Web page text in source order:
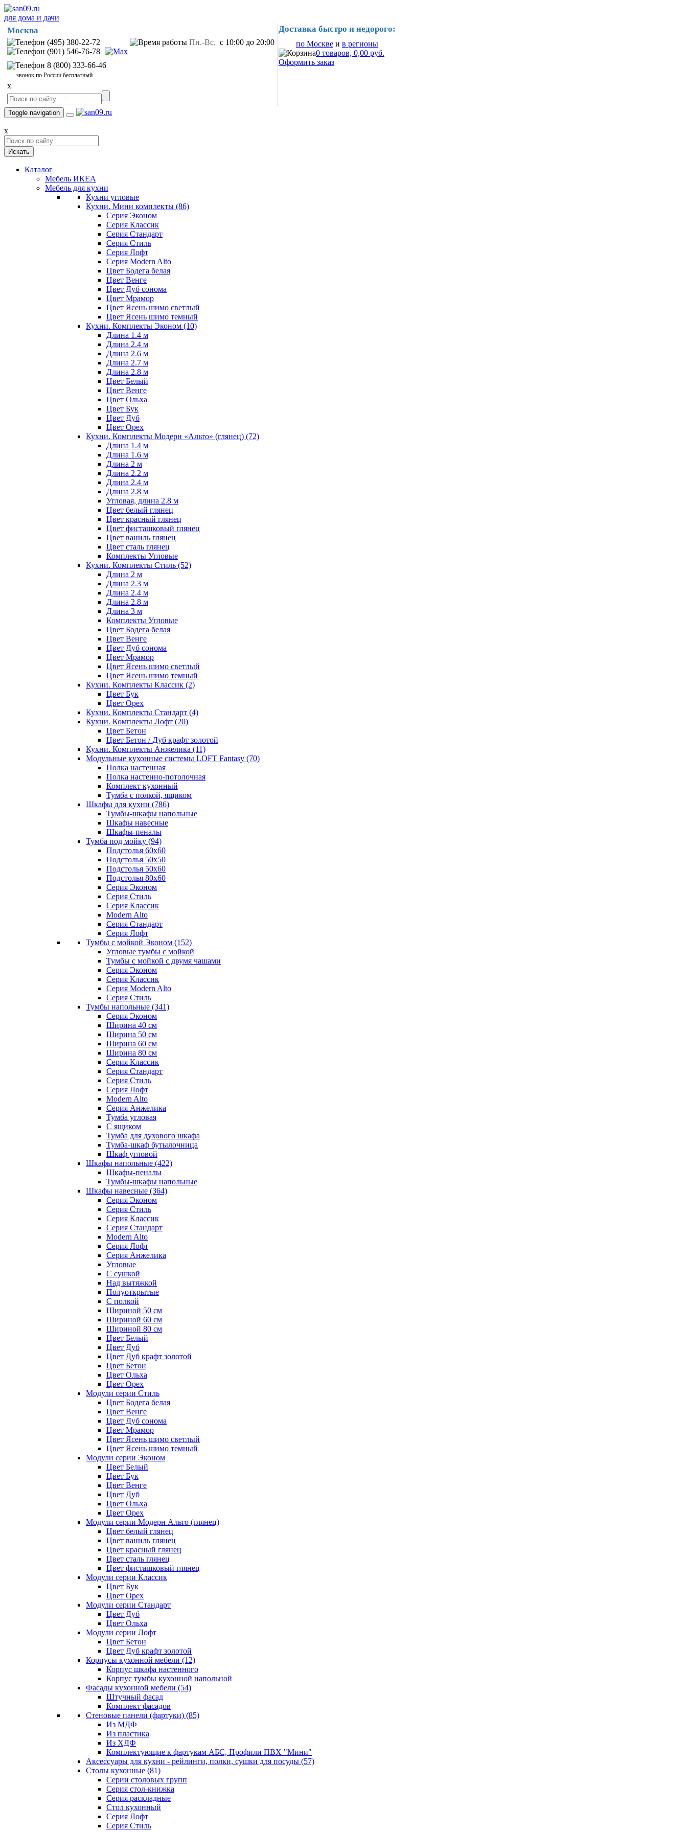
для дома и дачи
Москва
(495) 380-22-72
(901) 546-76-78
8 (800) 333-66-46
звонок по России бесплатный
Пн.-Вс. с 10:00 до 20:00
x
Доставка быстро и недорого:
по Москве и в регионы
0 товаров, 0,00 руб.
Оформить заказ
Toggle navigation
x
Искать
Каталог
Мебель ИКЕА
Мебель для кухни
Кухни угловые
Кухни. Мини комплекты (86)
Серия Эконом
Серия Классик
Серия Стандарт
Серия Стиль
Серия Лофт
Серия Modern Alto
Цвет Бодега белая
Цвет Венге
Цвет Дуб сонома
Цвет Мрамор
Цвет Ясень шимо светлый
Цвет Ясень шимо темный
Кухни. Комплекты Эконом (10)
Длина 1.4 м
Длина 2.4 м
Длина 2.6 м
Длина 2.7 м
Длина 2.8 м
Цвет Белый
Цвет Венге
Цвет Ольха
Цвет Бук
Цвет Дуб
Цвет Орех
Кухни. Комплекты Модерн «Альто» (глянец) (72)
Длина 1.4 м
Длина 1.6 м
Длина 2 м
Длина 2.2 м
Длина 2.4 м
Длина 2.8 м
Угловая, длина 2.8 м
Цвет белый глянец
Цвет красный глянец
Цвет фисташковый глянец
Цвет ваниль глянец
Цвет сталь глянец
Комплекты Угловые
Кухни. Комплекты Стиль (52)
Длина 2 м
Длина 2.3 м
Длина 2.4 м
Длина 2.8 м
Длина 3 м
Комплекты Угловые
Цвет Бодега белая
Цвет Венге
Цвет Дуб сонома
Цвет Мрамор
Цвет Ясень шимо светлый
Цвет Ясень шимо темный
Кухни. Комплекты Классик (2)
Цвет Бук
Цвет Орех
Кухни. Комплекты Стандарт (4)
Кухни. Комплекты Лофт (20)
Цвет Бетон
Цвет Бетон / Дуб крафт золотой
Кухни. Комплекты Анжелика (11)
Модульные кухонные системы LOFT Fantasy (70)
Полка настенная
Полка настенно-потолочная
Комплект кухонный
Тумба с полкой, ящиком
Шкафы для кухни (786)
Тумбы-шкафы напольные
Шкафы навесные
Шкафы-пеналы
Тумба под мойку (94)
Подстолья 60х60
Подстолья 50х50
Подстолья 50х60
Подстолья 80х60
Серия Эконом
Серия Стиль
Серия Классик
Modern Alto
Серия Стандарт
Серия Лофт
Тумбы с мойкой Эконом (152)
Угловые тумбы с мойкой
Тумбы с мойкой с двумя чашами
Серия Эконом
Серия Классик
Серия Modern Alto
Серия Стиль
Тумбы напольные (341)
Серия Эконом
Ширина 40 см
Ширина 50 см
Ширина 60 см
Ширина 80 см
Серия Классик
Серия Стандарт
Серия Стиль
Серия Лофт
Modern Alto
Серия Анжелика
Тумба угловая
С ящиком
Тумба для духового шкафа
Тумба-шкаф бутылочница
Шкаф угловой
Шкафы напольные (422)
Шкафы-пеналы
Тумбы-шкафы напольные
Шкафы навесные (364)
Серия Эконом
Серия Стиль
Серия Классик
Серия Стандарт
Modern Alto
Серия Лофт
Серия Анжелика
Угловые
С сушкой
Над вытяжкой
Полуоткрытые
С полкой
Шириной 50 см
Шириной 60 см
Шириной 80 см
Цвет Белый
Цвет Дуб
Цвет Дуб крафт золотой
Цвет Бетон
Цвет Ольха
Цвет Орех
Модули серии Стиль
Цвет Бодега белая
Цвет Венге
Цвет Дуб сонома
Цвет Мрамор
Цвет Ясень шимо светлый
Цвет Ясень шимо темный
Модули серии Эконом
Цвет Белый
Цвет Бук
Цвет Венге
Цвет Дуб
Цвет Ольха
Цвет Орех
Модули серии Модерн Альто (глянец)
Цвет белый глянец
Цвет ваниль глянец
Цвет красный глянец
Цвет сталь глянец
Цвет фисташковый глянец
Модули серии Классик
Цвет Бук
Цвет Орех
Модули серии Стандарт
Цвет Дуб
Цвет Ольха
Модули серии Лофт
Цвет Бетон
Цвет Дуб крафт золотой
Корпусы кухонной мебели (12)
Корпус шкафа настенного
Корпус тумбы кухонной напольной
Фасады кухонной мебели (54)
Штучный фасад
Комплект фасадов
Стеновые панели (фартуки) (85)
Из МДФ
Из пластика
Из ХДФ
Комплектующие к фартукам АБС, Профили ПВХ "Мини"
Аксессуары для кухни - рейлинги, полки, сушки для посуды (57)
Столы кухонные (81)
Серии столовых групп
Серия стол-книжка
Серия раскладные
Стол кухонный
Серия Лофт
Серия Стиль